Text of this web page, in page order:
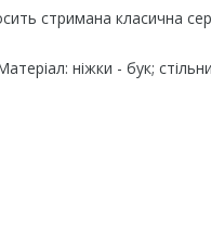
стримана класична
ніжки - бук;